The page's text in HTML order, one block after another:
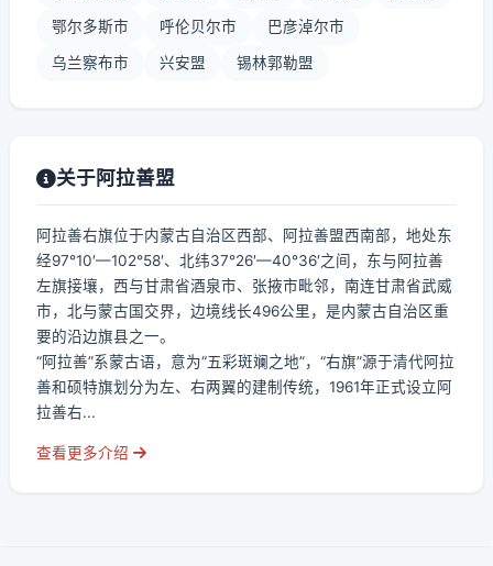
鄂尔多斯市 呼伦贝尔市 巴彦淖尔市
乌兰察布市 兴安盟 锡林郭勒盟
关于阿拉善盟
阿拉善右旗位于内蒙古自治区西部、阿拉善盟西南部，地处东
经97°10′—102°58′、北纬37°26′—40°36′之间，东与阿拉善
左旗接壤，西与甘肃省酒泉市、张掖市毗邻，南连甘肃省武威
市，北与蒙古国交界，边境线长496公里，是内蒙古自治区重
要的沿边旗县之一。
“阿拉善”系蒙古语，意为“五彩斑斓之地”，“右旗”源于清代阿拉
善和硕特旗划分为左、右两翼的建制传统，1961年正式设立阿
拉善右...
查看更多介绍